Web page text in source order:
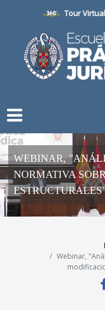
Tour Virtual
WEBINAR,
NORMATIVA
Webinar,